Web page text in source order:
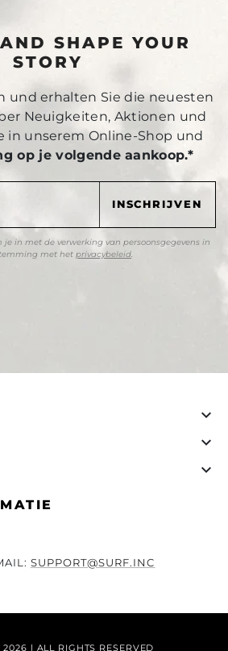
SHAPE YOUR
STORY
und erhalten Sie die neuesten
Neuigkeiten, Aktionen und
in unserem Online-Shop und
op je volgende aankoop.*
in met de verwerking van persoonsgegevens in
met het privacybeleid.



SUPPORT@SURF.INC
| ALL RIGHTS RESERVED